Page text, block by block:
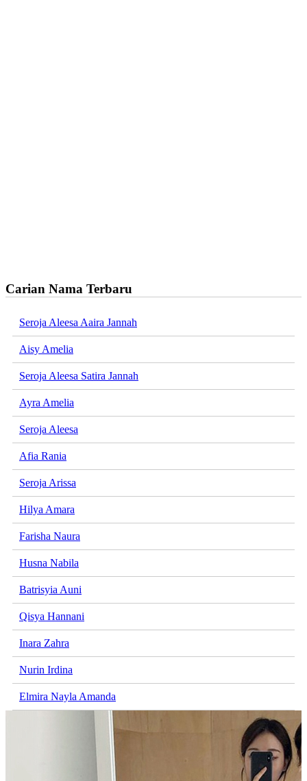
Carian Nama Terbaru
Seroja Aleesa Aaira Jannah
Aisy Amelia
Seroja Aleesa Satira Jannah
Ayra Amelia
Seroja Aleesa
Afia Rania
Seroja Arissa
Hilya Amara
Farisha Naura
Husna Nabila
Batrisyia Auni
Qisya Hannani
Inara Zahra
Nurin Irdina
Elmira Nayla Amanda